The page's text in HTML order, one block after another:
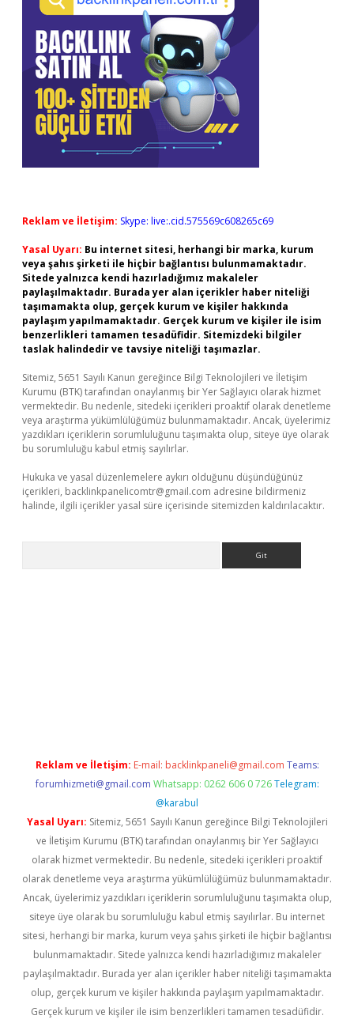
Reklam ve İletişim: Skype: live:.cid.575569c608265c69
Yasal Uyarı: Bu internet sitesi, herhangi bir marka, kurum
veya şahıs şirketi ile hiçbir bağlantısı bulunmamaktadır.
Sitede yalnızca kendi hazırladığımız makaleler
paylaşılmaktadır. Burada yer alan içerikler haber niteliği
taşımamakta olup, gerçek kurum ve kişiler hakkında
paylaşım yapılmamaktadır. Gerçek kurum ve kişiler ile isim
benzerlikleri tamamen tesadüfidir. Sitemizdeki bilgiler
taslak halindedir ve tavsiye niteliği taşımazlar.
Sitemiz, 5651 Sayılı Kanun gereğince Bilgi Teknolojileri ve İletişim
Kurumu (BTK) tarafından onaylanmış bir Yer Sağlayıcı olarak hizmet
vermektedir. Bu nedenle, sitedeki içerikleri proaktif olarak denetleme
veya araştırma yükümlülüğümüz bulunmamaktadır. Ancak, üyelerimiz
yazdıkları içeriklerin sorumluluğunu taşımakta olup, siteye üye olarak
bu sorumluluğu kabul etmiş sayılırlar.
Hukuka ve yasal düzenlemelere aykırı olduğunu düşündüğünüz
içerikleri, backlinkpanelicomtr@gmail.com adresine bildirmeniz
halinde, ilgili içerikler yasal süre içerisinde sitemizden kaldırılacaktır.
Reklam ve İletişim: E-mail: backlinkpaneli@gmail.com Teams:
forumhizmeti@gmail.com Whatsapp: 0262 606 0 726 Telegram:
@karabul
Yasal Uyarı: Sitemiz, 5651 Sayılı Kanun gereğince Bilgi Teknolojileri
ve İletişim Kurumu (BTK) tarafından onaylanmış bir Yer Sağlayıcı
olarak hizmet vermektedir. Bu nedenle, sitedeki içerikleri proaktif
olarak denetleme veya araştırma yükümlülüğümüz bulunmamaktadır.
Ancak, üyelerimiz yazdıkları içeriklerin sorumluluğunu taşımakta olup,
siteye üye olarak bu sorumluluğu kabul etmiş sayılırlar. Bu internet
sitesi, herhangi bir marka, kurum veya şahıs şirketi ile hiçbir bağlantısı
bulunmamaktadır. Sitede yalnızca kendi hazırladığımız makaleler
paylaşılmaktadır. Burada yer alan içerikler haber niteliği taşımamakta
olup, gerçek kurum ve kişiler hakkında paylaşım yapılmamaktadır.
Gerçek kurum ve kişiler ile isim benzerlikleri tamamen tesadüfidir.